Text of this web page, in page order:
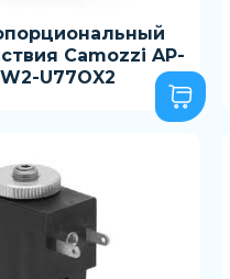
Camozzi AP-
U77OX2